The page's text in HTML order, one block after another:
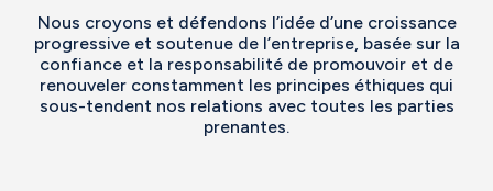
Nous croyons et défendons l’idée d’une croissance
progressive et soutenue de l’entreprise, basée sur la
confiance et la responsabilité de promouvoir et de
renouveler constamment les principes éthiques qui
sous-tendent nos relations avec toutes les parties
prenantes.